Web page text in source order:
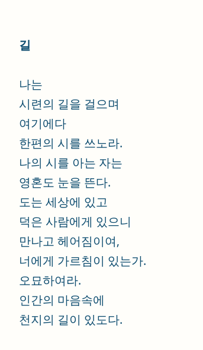
길
나는
시련의 길을 걸으며
여기에다
한편의 시를 쓰노라.
나의 시를 아는 자는
영혼도 눈을 뜬다.
도는 세상에 있고
덕은 사람에게 있으니
만나고 헤어짐이여,
너에게 가르침이 있는가.
오묘하여라.
인간의 마음속에
천지의 길이 있도다.